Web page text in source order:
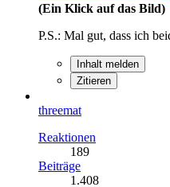
(Ein Klick auf das Bild)
P.S.: Mal gut, dass ich
Inhalt melden
Zitieren
threemat
Reaktionen
189
Beiträge
1.408